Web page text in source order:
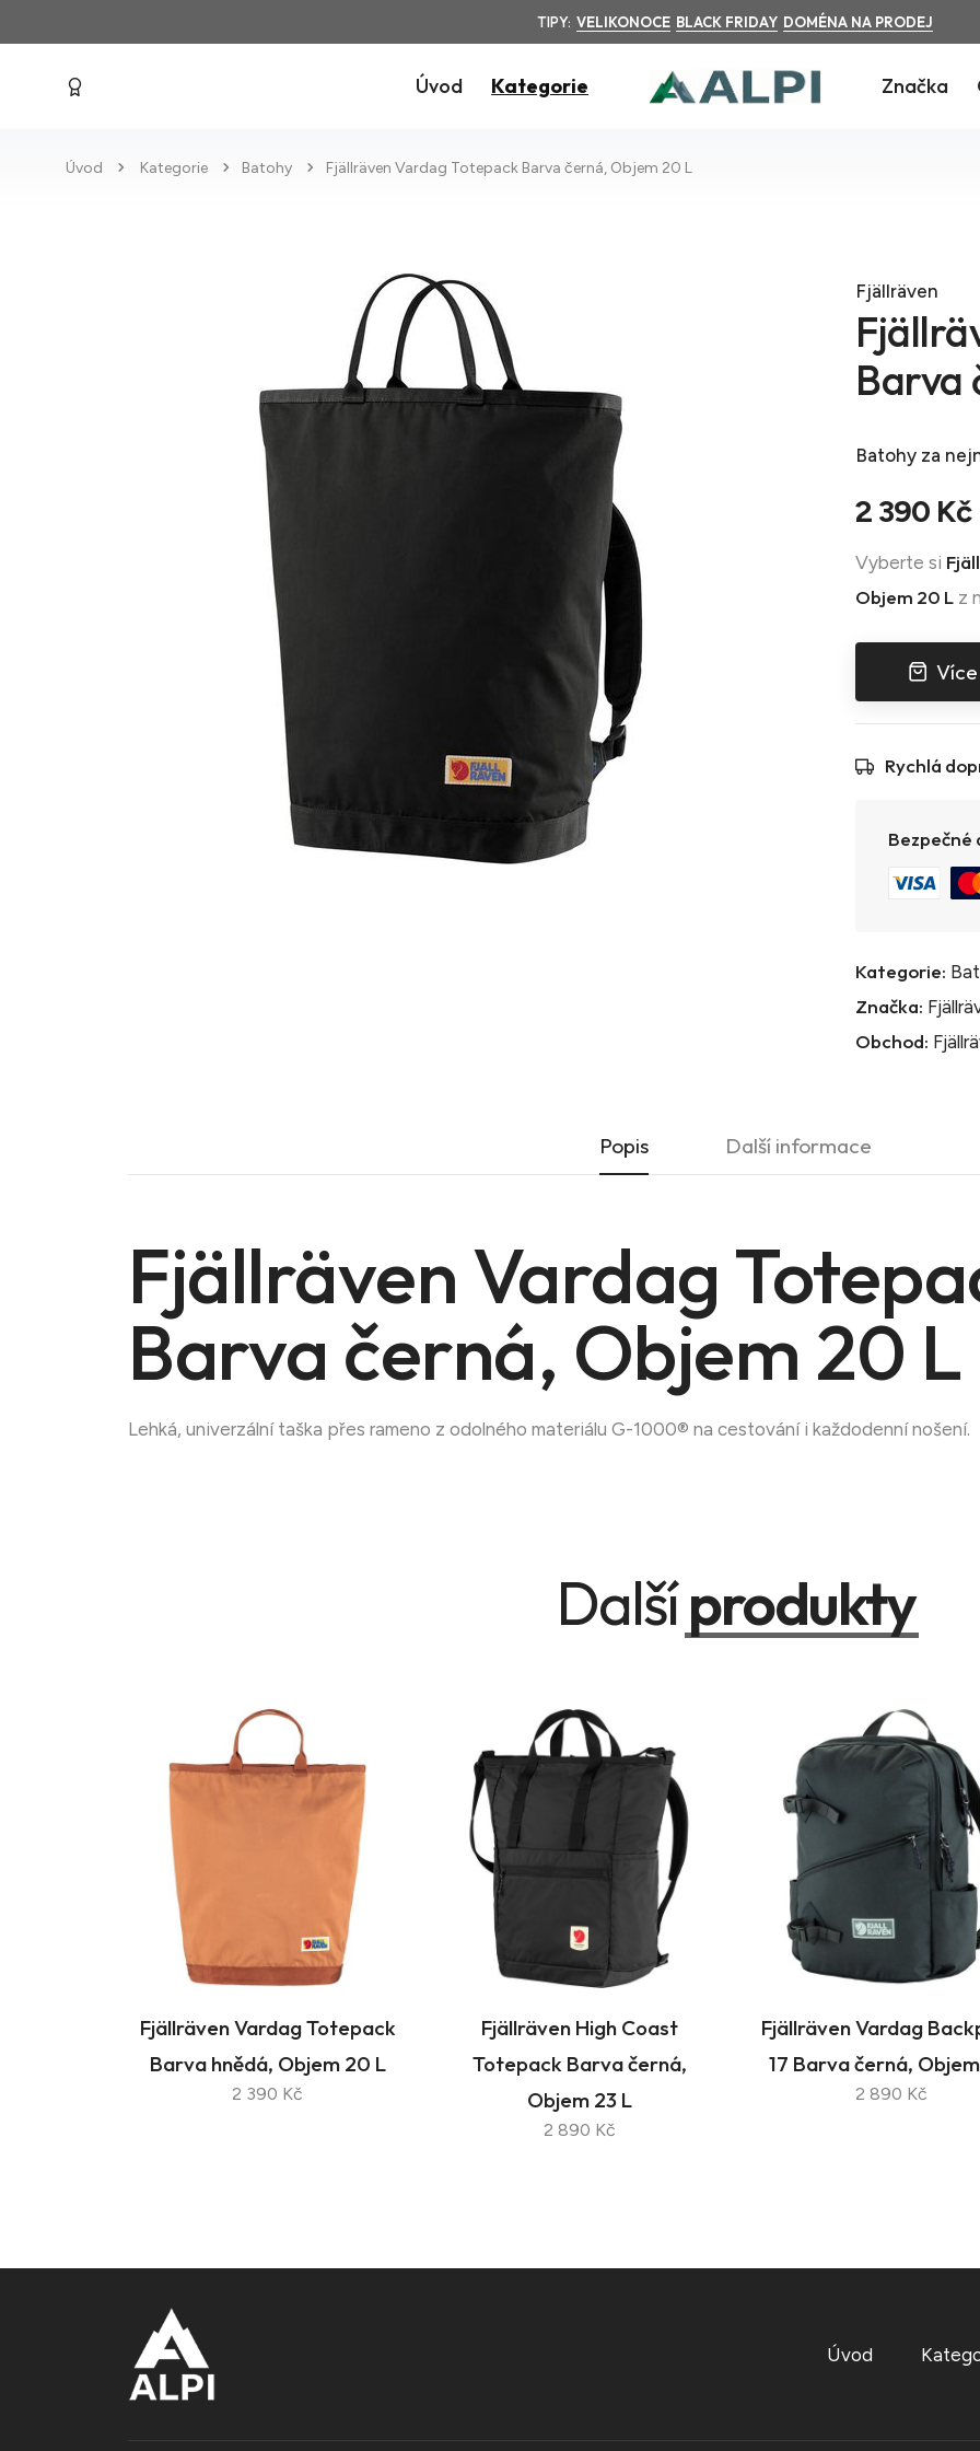
TIPY: VELIKONOCE BLACK FRIDAY DOMÉNA NA PRODEJ
Úvod Kategorie Značka
Úvod Kategorie Batohy Fjällräven Vardag Totepack Barva černá, Objem 20 L
Fjällräven
Barva
Batohy za
2 390 Kč
Vyberte si
Objem 20 L z
Rychlá
Bezpečné
Kategorie:
Značka:
Obchod:
Popis Další informace
Fjällräven Vardag
Barva černá, Objem 20 L
Lehká, univerzální taška přes rameno z odolného materiálu G-1000® na cestování i každodenní nošení.
Dalšíprodukty
Fjällräven Vardag Totepack
Barva hnědá, Objem 20 L
2 390 Kč
Fjällräven High Coast
Totepack Barva černá,
Objem 23 L
2 890 Kč
Fjällräven Vardag
17 Barva černá,
2 890 Kč
Úvod